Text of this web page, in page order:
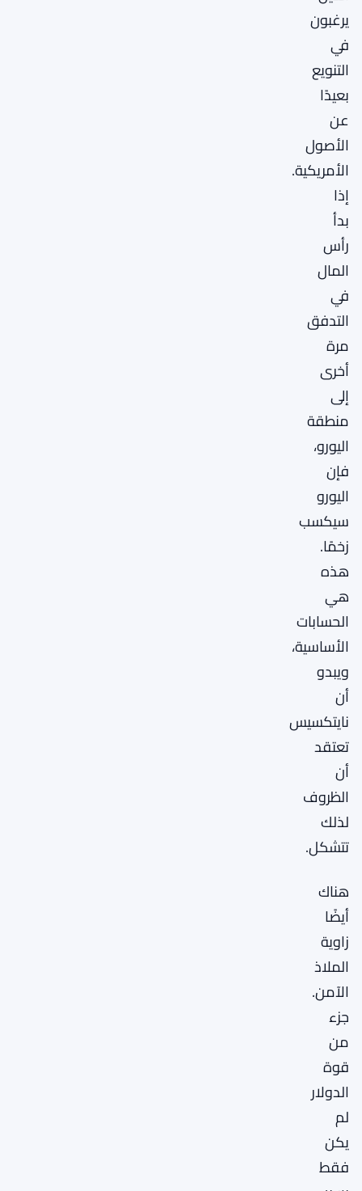
يرغبون
في
التنويع
بعيدًا
عن
الأصول
الأمريكية.
إذا
بدأ
رأس
المال
في
التدفق
مرة
أخرى
إلى
منطقة
اليورو،
فإن
اليورو
سيكسب
زخمًا.
هذه
هي
الحسابات
الأساسية،
ويبدو
أن
نايتكسيس
تعتقد
أن
الظروف
لذلك
تتشكل.
هناك
أيضًا
زاوية
الملاذ
الآمن.
جزء
من
قوة
الدولار
لم
يكن
فقط